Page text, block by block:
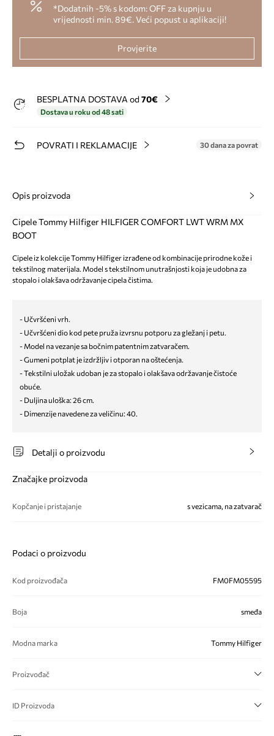
*Dodatnih -5% s kodom: OFF za kupnju u
vrijednosti min. 89€. Veći popust u aplikaciji!
Provjerite
BESPLATNA DOSTAVA od 70€
Dostava u roku od 48 sati
POVRATI I REKLAMACIJE 30 dana za povrat
Opis proizvoda
Cipele Tommy Hilfiger HILFIGER COMFORT LWT WRM MX
BOOT
Cipele iz kolekcije Tommy Hilfiger izrađene od kombinacije prirodne kože i
tekstilnog materijala. Model s tekstilnom unutrašnjosti koja je udobna za
stopalo i olakšava održavanje cipela čistima.
- Učvršćeni vrh.
- Učvršćeni dio kod pete pruža izvrsnu potporu za gležanj i petu.
- Model na vezanje sa bočnim patentnim zatvaračem.
- Gumeni potplat je izdržljiv i otporan na oštećenja.
- Tekstilni uložak udoban je za stopalo i olakšava održavanje čistoće
obuće.
- Duljina uloška: 26 cm.
- Dimenzije navedene za veličinu: 40.
Detalji o proizvodu
Značajke proizvoda
Kopčanje i pristajanje s vezicama, na zatvarač
Podaci o proizvodu
Kod proizvođača FM0FM05595
Boja smeđa
Modna marka Tommy Hilfiger
Proizvođač
ID Proizvoda